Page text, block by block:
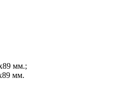
мм.;
мм.